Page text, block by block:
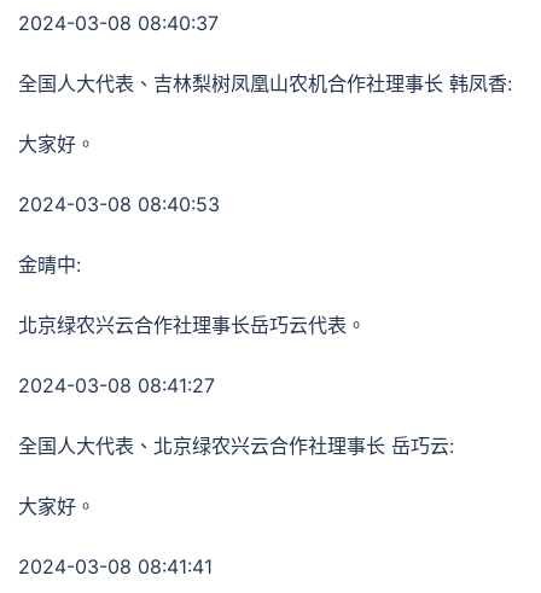
2024-03-08 08:40:37
全国人大代表、吉林梨树凤凰山农机合作社理事长 韩凤香:
大家好。
2024-03-08 08:40:53
金晴中:
北京绿农兴云合作社理事长岳巧云代表。
2024-03-08 08:41:27
全国人大代表、北京绿农兴云合作社理事长 岳巧云:
大家好。
2024-03-08 08:41:41